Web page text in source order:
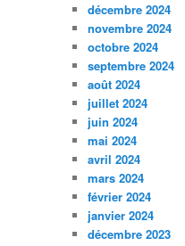
décembre 2024
novembre 2024
octobre 2024
septembre 2024
août 2024
juillet 2024
juin 2024
mai 2024
avril 2024
mars 2024
février 2024
janvier 2024
décembre 2023